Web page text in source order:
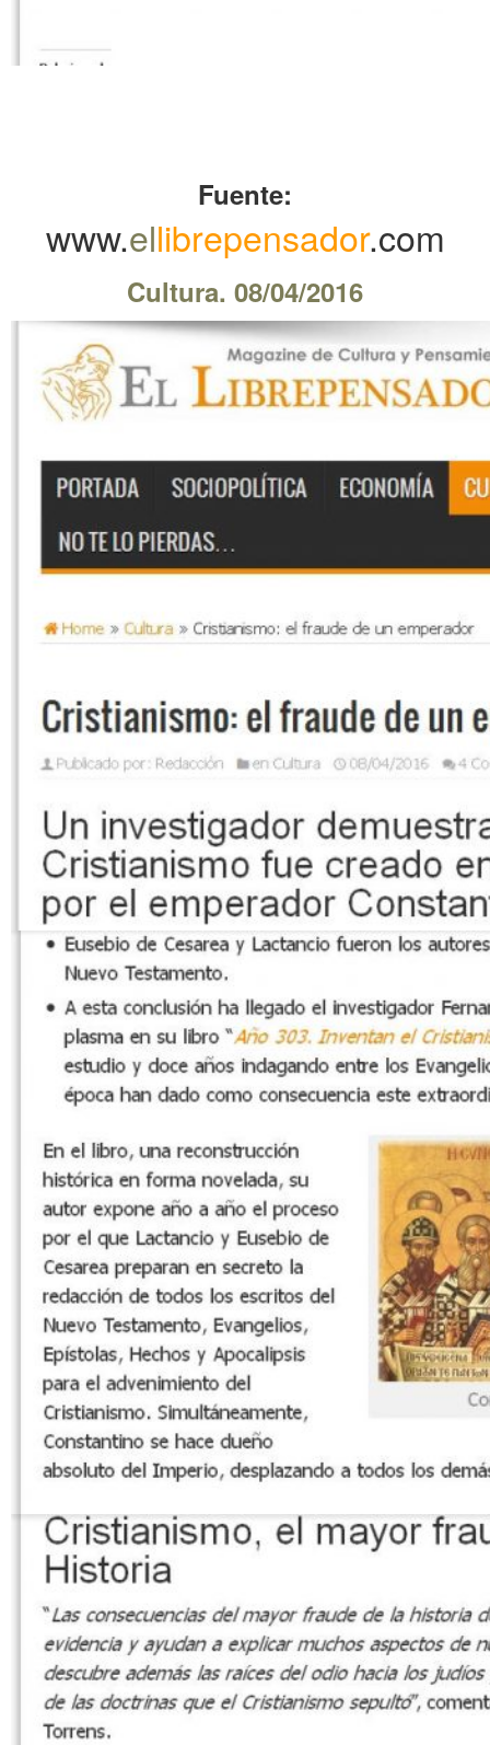
Fuente:
www.ellibrepensador.com
Cultura. 08/04/2016